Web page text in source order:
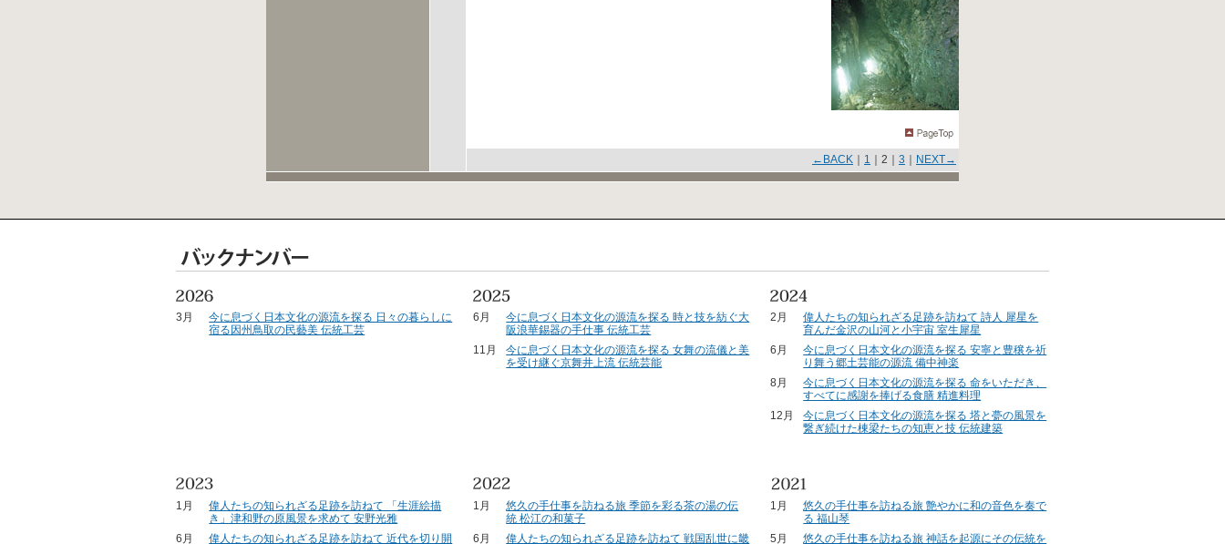
←BACK 1 ｜2｜ 3 NEXT→
3月
今に息づく日本文化の源流を探る 日々の暮らしに
宿る因州鳥取の民藝美 伝統工芸
6月
今に息づく日本文化の源流を探る 時と技を紡ぐ大
阪浪華錫器の手仕事 伝統工芸
11月
今に息づく日本文化の源流を探る 女舞の流儀と美
を受け継ぐ京舞井上流 伝統芸能
2月
偉人たちの知られざる足跡を訪ねて 詩人 犀星を
育んだ金沢の山河と小宇宙 室生犀星
6月
今に息づく日本文化の源流を探る 安寧と豊穣を祈
り舞う郷土芸能の源流 備中神楽
8月
今に息づく日本文化の源流を探る 命をいただき、
すべてに感謝を捧げる食膳 精進料理
12月
今に息づく日本文化の源流を探る 塔と甍の風景を
繋ぎ続けた棟梁たちの知恵と技 伝統建築
1月
偉人たちの知られざる足跡を訪ねて 「生涯絵描
き」津和野の原風景を求めて 安野光雅
6月
偉人たちの知られざる足跡を訪ねて 近代を切り開
1月
悠久の手仕事を訪ねる旅 季節を彩る茶の湯の伝
統 松江の和菓子
6月
偉人たちの知られざる足跡を訪ねて 戦国乱世に畿
1月
悠久の手仕事を訪ねる旅 艶やかに和の音色を奏で
る 福山琴
5月
悠久の手仕事を訪ねる旅 神話を起源にその伝統を